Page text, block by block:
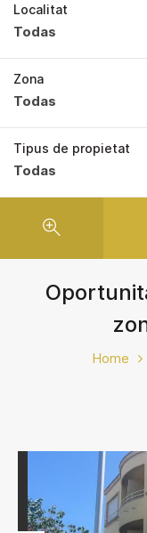
Localitat
Todas
Zona
Todas
Tipus de propietat
Todas
Home